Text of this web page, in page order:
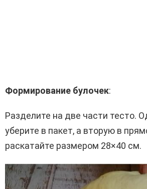
Формирование булочек:
Разделите на две части тесто.
уберите в пакет, а вторую в
раскатайте размером 28×40 см.